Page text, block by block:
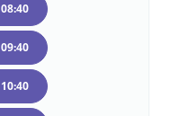
08:40
09:40
10:40